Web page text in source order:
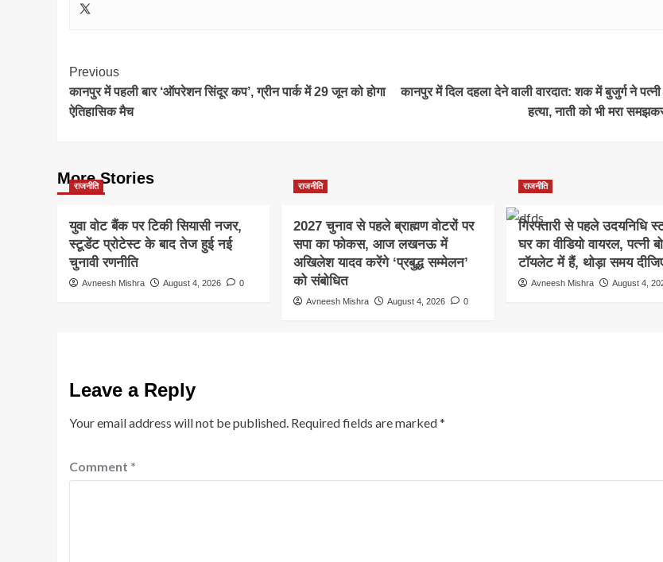
Post
Navigation
Previous
कानपुर में पहली बार ‘ऑपरेशन सिंदूर कप’, ग्रीन पार्क में 29 जून को होगा
ऐतिहासिक मैच
कानपुर में दिल दहला देने वाली वारदात: शक में बुजुर्ग ने
हत्या, नाती को भी मरा
More Stories
राजनीति
युवा वोट बैंक पर टिकी सियासी नजर,
स्टूडेंट प्रोटेस्ट के बाद तेज हुई नई
चुनावी रणनीति
Avneesh Mishra August 4, 2026 0
राजनीति
2027 चुनाव से पहले ब्राह्मण वोटरों पर
सपा का फोकस, आज लखनऊ में
अखिलेश यादव करेंगे ‘प्रबुद्ध सम्मेलन’
को संबोधित
Avneesh Mishra August 4, 2026 0
राजनीति
गिरफ्तारी से पहले उदयनिधि
घर का वीडियो वायरल, पत्नी
टॉयलेट में हैं, थोड़ा समय
Avneesh Mishra August 4,
Leave a Reply
Your email address will not be published. Required fields are marked*
Comment *